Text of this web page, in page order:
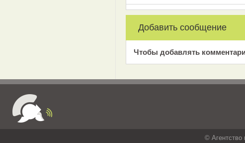
Добавить сообщение
Чтобы добавлять
©